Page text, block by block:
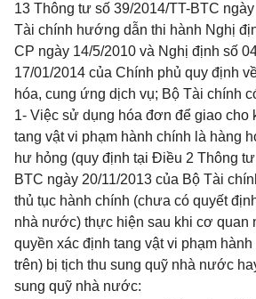
13 Thông tư số 39/2014/TT-BTC
Tài chính hướng dẫn thi hành Nghị
CP ngày 14/5/2010 và Nghị định số
17/01/2014 của Chính phủ quy định
hóa, cung ứng dịch vụ; Bộ Tài chính
1- Việc sử dụng hóa đơn để giao cho
tang vật vi phạm hành chính là hàng
hư hỏng (quy định tại Điều 2 Thông
BTC ngày 20/11/2013 của Bộ Tài ch
thủ tục hành chính (chưa có quyết
nhà nước) thực hiện sau khi cơ quan
quyền xác định tang vật vi phạm
trên) bị tịch thu sung quỹ nhà nước
sung quỹ nhà nước: